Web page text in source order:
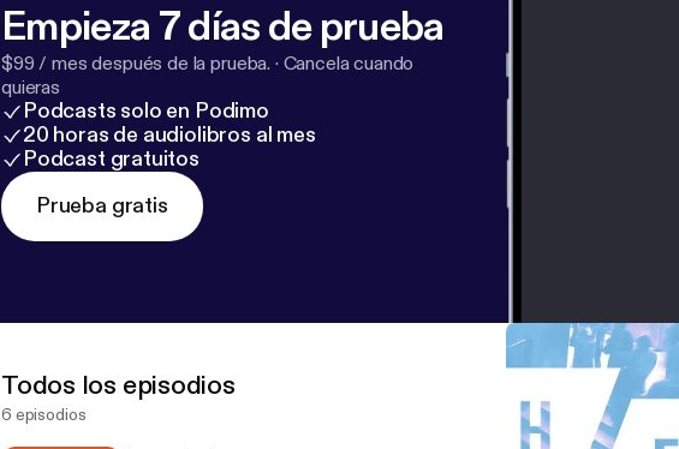
Empieza 7 días de prueba
$99 / mes después de la prueba. · Cancela cuando
quieras
Podcasts solo en Podimo
20 horas de audiolibros al mes
Podcast gratuitos
Prueba gratis
Todos los episodios
6 episodios